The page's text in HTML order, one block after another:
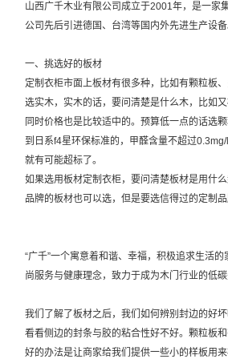
山西广千木业有限公司成立于2001年，是一家
公司先后引进德国、台湾等国内外先进生产设
一、挑选好的板材
定制衣柜市面上板材有很多种，比如有颗粒板
选实木，实木的话，要问清楚是什么木，比如
同时价格也是比较适中的。预算低一点的话选
到日系f4星环保标准的，甲醛含量不超过
就有可能超标了。
如果选用板材定制衣柜，要问清楚板材是用什
品牌的板材也可以选，但是要选信得过的定制品
“广千”一个寓意着和谐、幸福，积极追求生活
尚服务与健康理念，致力于成为木门行业的低
我们了解了板材之后，我们如何辨别封边的好
看看侧边的封条与胶的粘合性好不好。颗粒板
好的办法是让商家给我们提供一些小的样板用